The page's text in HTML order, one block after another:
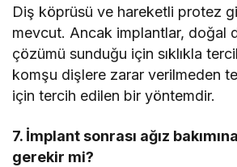
Diş köprüsü ve hareketli protez
mevcut. Ancak implantlar, doğal
çözümü sunduğu için sıklıkla
komşu dişlere zarar verilmeden
için tercih edilen bir yöntemdir.
7. İmplant sonrası ağız
gerekir mi?